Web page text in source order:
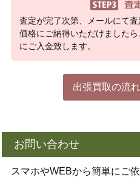
査定が完了次第、メールにて
価格にご納得いただけました
にご入金致します。
出張買取の流
お問い合わせ
スマホやWEBから簡単にご